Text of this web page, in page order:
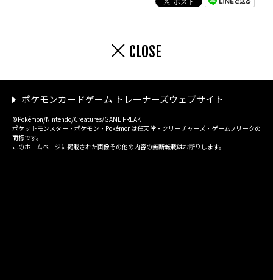
CLOSE
ポケモンカードゲーム トレーナーズウェブサイト
©Pokémon/Nintendo/Creatures/GAME FREAK
ポケットモンスター・ポケモン・Pokémonは任天堂・クリーチャーズ・ゲームフリークの
商標です。
このホームページに掲載された画像その他の内容の無断転載はお断りします。